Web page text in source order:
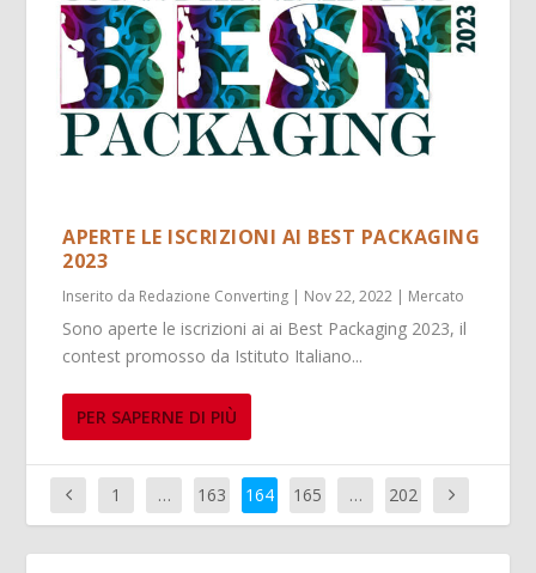
APERTE LE ISCRIZIONI AI BEST PACKAGING
2023
Inserito da Redazione Converting | Nov 22, 2022 | Mercato
Sono aperte le iscrizioni ai ai Best Packaging 2023, il
contest promosso da Istituto Italiano...
PER SAPERNE DI PIÙ
1 … 163 164 165 … 202